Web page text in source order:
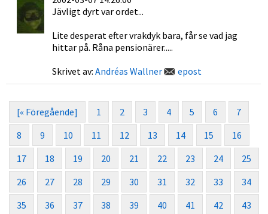
Jävligt dyrt var ordet...
Lite desperat efter vrakdyk bara, får se vad jag
hittar på. Råna pensionärer.....
Skrivet av: Andréas Wallner epost
[« Föregående] 1 2 3 4 5 6
7
8
9 10 11 12 13 14 15
16
17
18 19 20 21 22 23 24
25
26
27 28 29 30 31 32 33
34
35
36 37 38 39 40 41 42
43